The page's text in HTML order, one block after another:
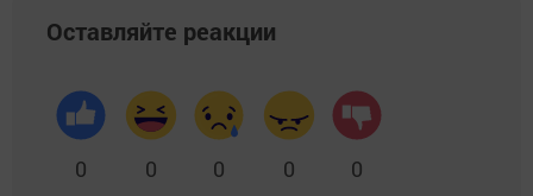
Оставляйте реакции
0 0 0 0 0